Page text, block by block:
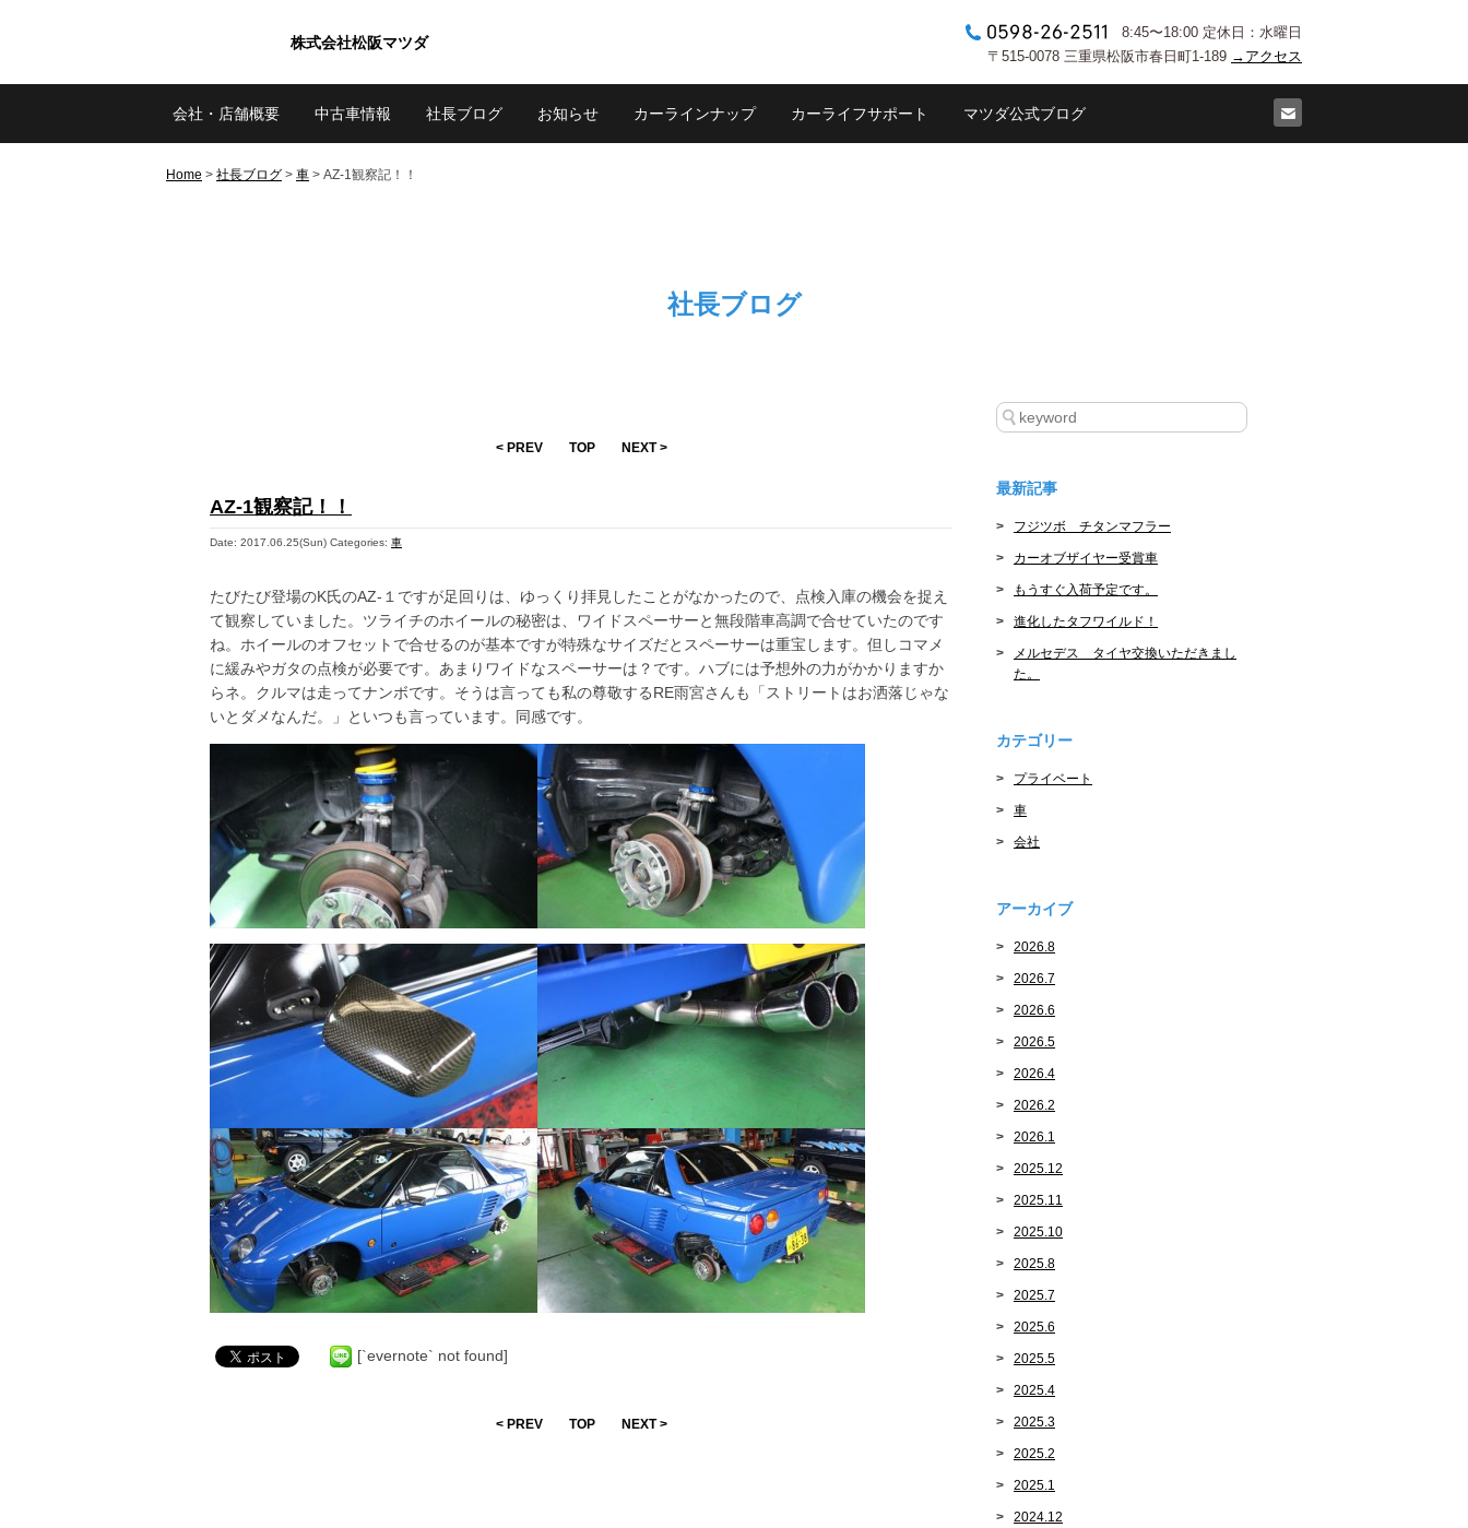
株式会社松阪マツダ
8:45〜18:00 定休日：水曜日
〒515-0078 三重県松阪市春日町1-189 →アクセス
会社・店舗概要 中古車情報 社長ブログ お知らせ カーラインナップ カーライフサポート マツダ公式ブログ
Home > 社長ブログ > 車 > AZ-1観察記！！
社長ブログ
< PREV TOP NEXT >
AZ-1観察記！！
Date: 2017.06.25(Sun) Categories: 車
たびたび登場のK氏のAZ-１ですが足回りは、ゆっくり拝見したことがなかったので、点検入庫の機会を捉え
て観察していました。ツライチのホイールの秘密は、ワイドスペーサーと無段階車高調で合せていたのです
ね。ホイールのオフセットで合せるのが基本ですが特殊なサイズだとスペーサーは重宝します。但しコマメ
に緩みやガタの点検が必要です。あまりワイドなスペーサーは？です。ハブには予想外の力がかかりますか
らネ。クルマは走ってナンボです。そうは言っても私の尊敬するRE雨宮さんも「ストリートはお洒落じゃな
いとダメなんだ。」といつも言っています。同感です。
[`evernote` not found]
< PREV TOP NEXT >
最新記事
フジツボ チタンマフラー
カーオブザイヤー受賞車
もうすぐ入荷予定です。
進化したタフワイルド！
メルセデス タイヤ交換いただきまし
た。
カテゴリー
プライベート
車
会社
アーカイブ
2026.8
2026.7
2026.6
2026.5
2026.4
2026.2
2026.1
2025.12
2025.11
2025.10
2025.8
2025.7
2025.6
2025.5
2025.4
2025.3
2025.2
2025.1
2024.12